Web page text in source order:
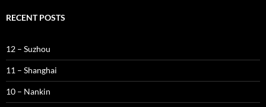
RECENT POSTS
12 – Suzhou
11 – Shanghai
10 – Nankin